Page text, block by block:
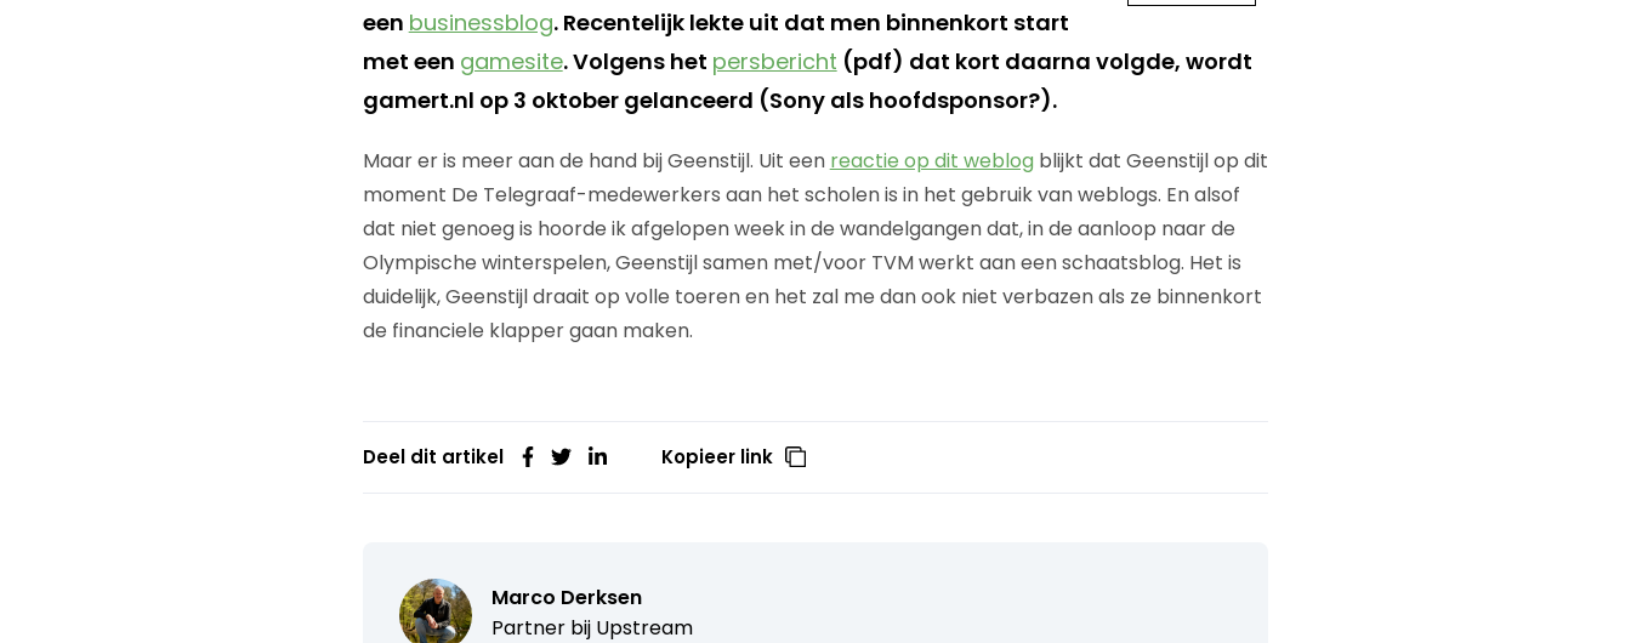
een businessblog. Recentelijk lekte uit dat men binnenkort start
met een gamesite. Volgens het persbericht (pdf) dat kort daarna volgde, wordt
gamert.nl op 3 oktober gelanceerd (Sony als hoofdsponsor?).
Maar er is meer aan de hand bij Geenstijl. Uit een reactie op dit weblog blijkt dat Geenstijl op dit
moment De Telegraaf-medewerkers aan het scholen is in het gebruik van weblogs. En alsof
dat niet genoeg is hoorde ik afgelopen week in de wandelgangen dat, in de aanloop naar de
Olympische winterspelen, Geenstijl samen met/voor TVM werkt aan een schaatsblog. Het is
duidelijk, Geenstijl draait op volle toeren en het zal me dan ook niet verbazen als ze binnenkort
de financiele klapper gaan maken.
Deel dit artikel Kopieer link
Marco Derksen
Partner bij Upstream